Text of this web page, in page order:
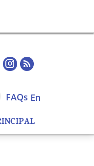
FAQs
FAQs en